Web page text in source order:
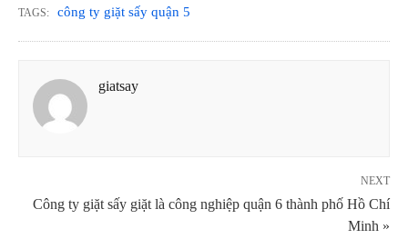
TAGS: công ty giặt sấy quận 5
giatsay
NEXT
Công ty giặt sấy giặt là công nghiệp quận 6 thành phố Hồ Chí
Minh »